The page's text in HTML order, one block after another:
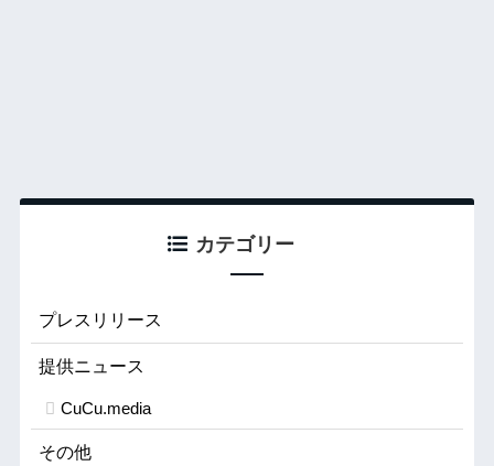
カテゴリー
プレスリリース
提供ニュース
CuCu.media
その他